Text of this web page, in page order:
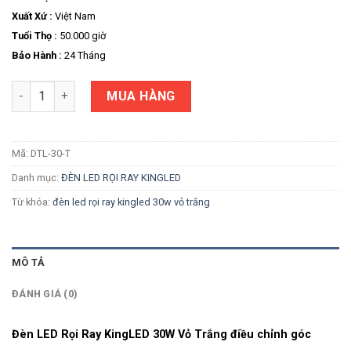
Xuất Xứ : Việt Nam
Tuổi Thọ : 50.000 giờ
Bảo Hành : 24 Tháng
Số lượng MUA HÀNG
Mã: DTL-30-T
Danh mục: ĐÈN LED RỌI RAY KINGLED
Từ khóa: đèn led rọi ray kingled 30w vỏ trắng
MÔ TẢ
ĐÁNH GIÁ (0)
Đèn LED Rọi Ray KingLED 30W Vỏ Trắng điều chỉnh góc